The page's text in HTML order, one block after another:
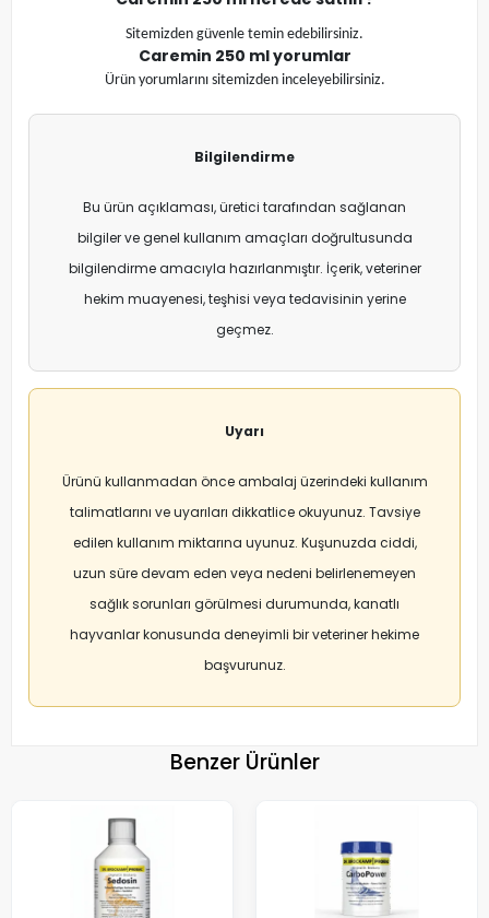
Sitemizden güvenle temin edebilirsiniz.
Caremin 250 mlyorumlar
Ürün yorumlarını sitemizden inceleyebilirsiniz.
Bilgilendirme
Bu ürün açıklaması, üretici tarafından sağlanan
bilgiler ve genel kullanım amaçları doğrultusunda
bilgilendirme amacıyla hazırlanmıştır. İçerik, veteriner
hekim muayenesi, teşhisi veya tedavisinin yerine
geçmez.
Uyarı
Ürünü kullanmadan önce ambalaj üzerindeki kullanım
talimatlarını ve uyarıları dikkatlice okuyunuz. Tavsiye
edilen kullanım miktarına uyunuz. Kuşunuzda ciddi,
uzun süre devam eden veya nedeni belirlenemeyen
sağlık sorunları görülmesi durumunda, kanatlı
hayvanlar konusunda deneyimli bir veteriner hekime
başvurunuz.
Benzer Ürünler